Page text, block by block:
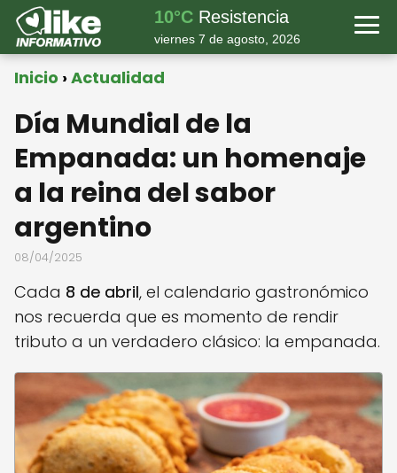
10°CResistencia
viernes 7 de agosto, 2026
Inicio Actualidad
Día Mundial de la
Empanada: un homenaje
a la reina del sabor
argentino
08/04/2025
Cada 8 de abril, el calendario gastronómico
nos recuerda que es momento de rendir
tributo a un verdadero clásico: la empanada.